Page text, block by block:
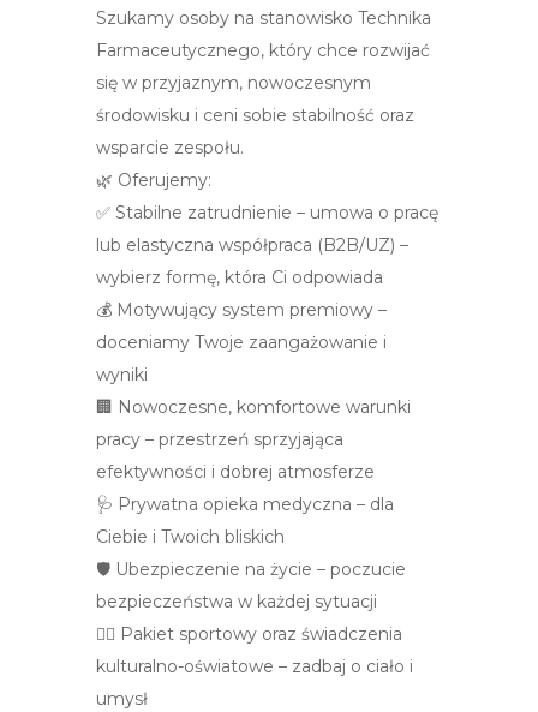
Szukamy osoby na stanowisko Technika
Farmaceutycznego, który chce rozwijać
się w przyjaznym, nowoczesnym
środowisku i ceni sobie stabilność oraz
wsparcie zespołu.
🌿 Oferujemy:
✅ Stabilne zatrudnienie – umowa o pracę
lub elastyczna współpraca (B2B/UZ) –
wybierz formę, która Ci odpowiada
💰 Motywujący system premiowy –
doceniamy Twoje zaangażowanie i
wyniki
🏢 Nowoczesne, komfortowe warunki
pracy – przestrzeń sprzyjająca
efektywności i dobrej atmosferze
🩺 Prywatna opieka medyczna – dla
Ciebie i Twoich bliskich
🛡️ Ubezpieczenie na życie – poczucie
bezpieczeństwa w każdej sytuacji
🏃‍♀️ Pakiet sportowy oraz świadczenia
kulturalno-oświatowe – zadbaj o ciało i
umysł